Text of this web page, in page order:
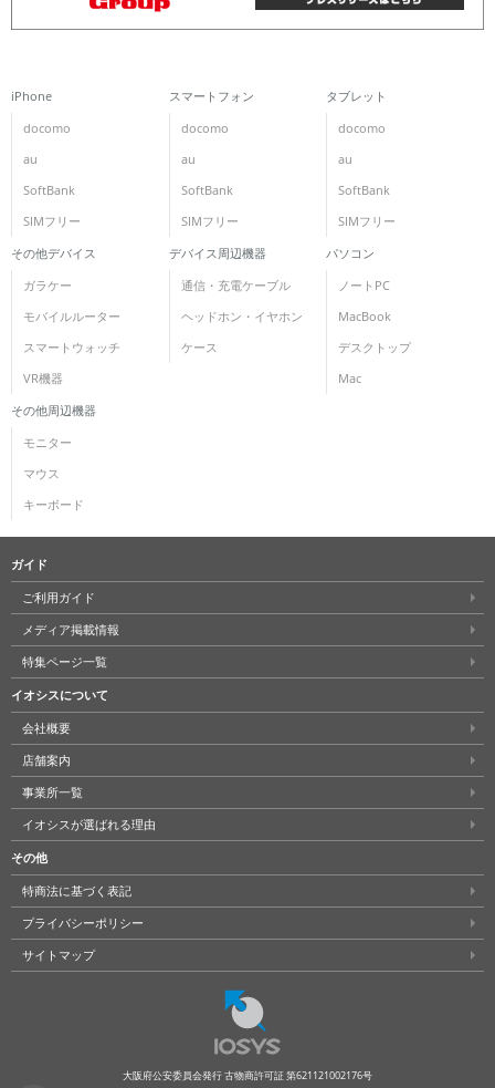
iPhone
docomo
au
SoftBank
SIMフリー
スマートフォン
docomo
au
SoftBank
SIMフリー
タブレット
docomo
au
SoftBank
SIMフリー
その他デバイス
ガラケー
モバイルルーター
スマートウォッチ
VR機器
デバイス周辺機器
通信・充電ケーブル
ヘッドホン・イヤホン
ケース
パソコン
ノートPC
MacBook
デスクトップ
Mac
その他周辺機器
モニター
マウス
キーボード
ガイド
ご利用ガイド
メディア掲載情報
特集ページ一覧
イオシスについて
会社概要
店舗案内
事業所一覧
イオシスが選ばれる理由
その他
特商法に基づく表記
プライバシーポリシー
サイトマップ
大阪府公安委員会発行 古物商許可証 第621121002176号